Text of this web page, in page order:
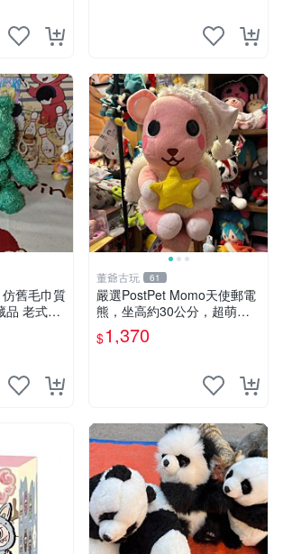
舊毛巾質
品 老式毛
董爺古玩 61
嚴選PostPet Momo天使郵電
熊，坐高約30公分，超萌可
愛收藏首選 天使郵電熊 Mom
o熊 玩具
$1,370